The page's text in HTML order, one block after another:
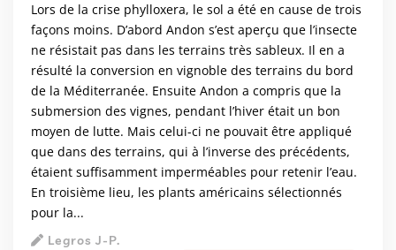
Lors de la crise phylloxera, le sol a été en cause de trois
façons moins. D’abord Andon s’est aperçu que l’insecte
ne résistait pas dans les terrains très sableux. Il en a
résulté la conversion en vignoble des terrains du bord
de la Méditerranée. Ensuite Andon a compris que la
submersion des vignes, pendant l’hiver était un bon
moyen de lutte. Mais celui-ci ne pouvait être appliqué
que dans des terrains, qui à l’inverse des précédents,
étaient suffisamment imperméables pour retenir l’eau.
En troisième lieu, les plants américains sélectionnés
pour la...
Legros J-P.